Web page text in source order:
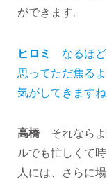
ができます。
ヒロミ
なるほど
思ってただ焦る
気がしてきますね
高橋それならよ
ルでも忙しくて
人には、さらに